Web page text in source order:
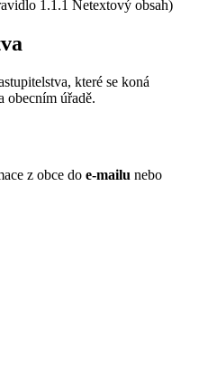
1.1.1 Netextový obsah)
které se koná
obecním úřadě.
z obce do e-mailu nebo